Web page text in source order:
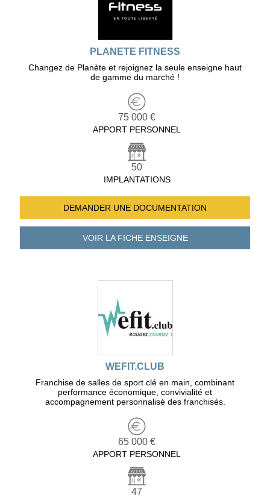
PLANETE FITNESS
Changez de Planète et rejoignez la seule enseigne haut
de gamme du marché !
75 000 €
APPORT PERSONNEL
50
IMPLANTATIONS
DEMANDER UNE DOCUMENTATION
VOIR LA FICHEENSEIGNE
WEFIT.CLUB
Franchise de salles de sport clé en main, combinant
performance économique, convivialité et
accompagnement personnalisé des franchisés.
65 000 €
APPORT PERSONNEL
47